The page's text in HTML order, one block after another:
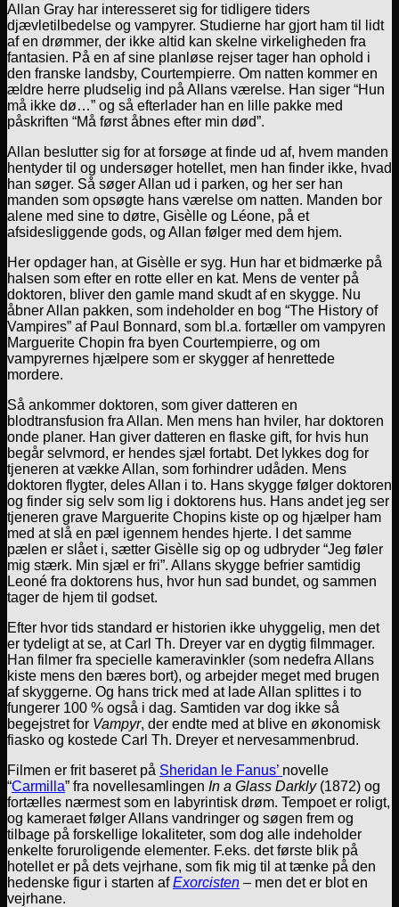
Allan Gray har interesseret sig for tidligere tiders
djævletilbedelse og vampyrer. Studierne har gjort ham til lidt
af en drømmer, der ikke altid kan skelne virkeligheden fra
fantasien. På en af sine planløse rejser tager han ophold i
den franske landsby, Courtempierre. Om natten kommer en
ældre herre pludselig ind på Allans værelse. Han siger “Hun
må ikke dø…” og så efterlader han en lille pakke med
påskriften “Må først åbnes efter min død”.
Allan beslutter sig for at forsøge at finde ud af, hvem manden
hentyder til og undersøger hotellet, men han finder ikke, hvad
han søger. Så søger Allan ud i parken, og her ser han
manden som opsøgte hans værelse om natten. Manden bor
alene med sine to døtre, Gisèlle og Léone, på et
afsidesliggende gods, og Allan følger med dem hjem.
Her opdager han, at Gisèlle er syg. Hun har et bidmærke på
halsen som efter en rotte eller en kat. Mens de venter på
doktoren, bliver den gamle mand skudt af en skygge. Nu
åbner Allan pakken, som indeholder en bog “The History of
Vampires” af Paul Bonnard, som bl.a. fortæller om vampyren
Marguerite Chopin fra byen Courtempierre, og om
vampyrernes hjælpere som er skygger af henrettede
mordere.
Så ankommer doktoren, som giver datteren en
blodtransfusion fra Allan. Men mens han hviler, har doktoren
onde planer. Han giver datteren en flaske gift, for hvis hun
begår selvmord, er hendes sjæl fortabt. Det lykkes dog for
tjeneren at vække Allan, som forhindrer udåden. Mens
doktoren flygter, deles Allan i to. Hans skygge følger doktoren
og finder sig selv som lig i doktorens hus. Hans andet jeg ser
tjeneren grave Marguerite Chopins kiste op og hjælper ham
med at slå en pæl igennem hendes hjerte. I det samme
pælen er slået i, sætter Gisèlle sig op og udbryder “Jeg føler
mig stærk. Min sjæl er fri”. Allans skygge befrier samtidig
Leoné fra doktorens hus, hvor hun sad bundet, og sammen
tager de hjem til godset.
Efter hvor tids standard er historien ikke uhyggelig, men det
er tydeligt at se, at Carl Th. Dreyer var en dygtig filmmager.
Han filmer fra specielle kameravinkler (som nedefra Allans
kiste mens den bæres bort), og arbejder meget med brugen
af skyggerne. Og hans trick med at lade Allan splittes i to
fungerer 100 % også i dag. Samtiden var dog ikke så
begejstret for Vampyr, der endte med at blive en økonomisk
fiasko og kostede Carl Th. Dreyer et nervesammenbrud.
Filmen er frit baseret på Sheridan le Fanus’ novelle
“Carmilla” fra novellesamlingen In a Glass Darkly(1872) og
fortælles nærmest som en labyrintisk drøm. Tempoet er roligt,
og kameraet følger Allans vandringer og søgen frem og
tilbage på forskellige lokaliteter, som dog alle indeholder
enkelte foruroligende elementer. F.eks. det første blik på
hotellet er på dets vejrhane, som fik mig til at tænke på den
hedenske figur i starten afExorcisten – men det er blot en
vejrhane.